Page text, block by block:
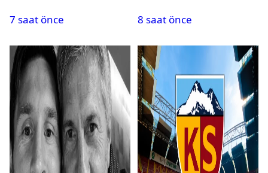
7 saat önce
8 saat önce